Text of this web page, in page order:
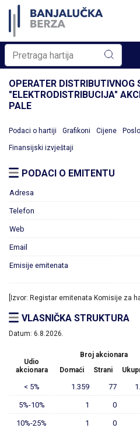
OPERATER DISTRIBUTIVNOG
"ELEKTRODISTRIBUCIJA"
PALE
Podaci o hartiji Grafikoni Cijene
Finansijski izvještaji
PODACI O EMITENTU
Adresa
Telefon
Web
Email
Emisije emitenata
[Izvor: Registar emitenata Komisije za
VLASNIČKA STRUKTURA
Datum: 6.8.2026.
Udio
akcionara
Broj akcionara
Domaći
Strani
< 5% 1.359 77
5%-10% 1 0
10%-25% 1 0